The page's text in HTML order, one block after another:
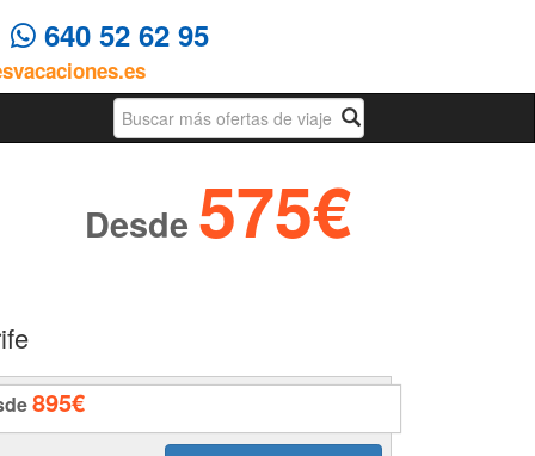
640 52 62 95
Busqueda
Desde 575€
895€